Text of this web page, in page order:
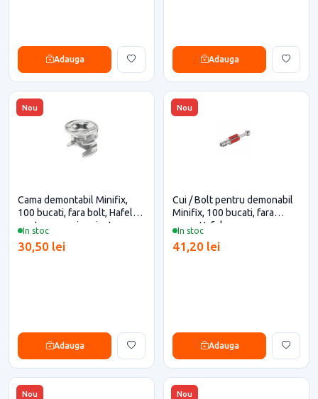
Adauga Adauga
Nou
In stoc
Cama demontabil Minifix,
100 bucati, fara bolt, Hafele
pentru casa si proiecte
30,50 lei
Adauga
Nou
In stoc
Cui / Bolt pentru demonabil
Minifix, 100 bucati, fara
cama, Hafele
41,20 lei
Adauga
Nou Nou